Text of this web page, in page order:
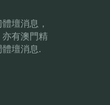
壇消息，
有澳門精
壇消息.